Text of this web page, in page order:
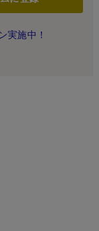
実施中！